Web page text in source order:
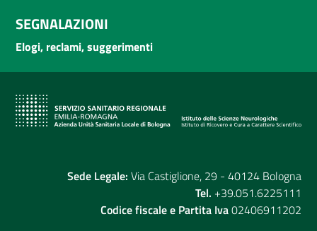
SEGNALAZIONI
Elogi, reclami, suggerimenti
Sede Legale: Via Castiglione, 29 - 40124 Bologna
Tel. +39.051.6225111
Codice fiscale e Partita Iva02406911202